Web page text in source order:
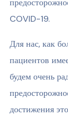
COVID-19.
Для нас, как
пациентов
будем очень
достижения